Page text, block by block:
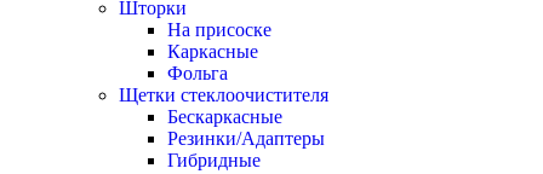
Шторки
На присоске
Каркасные
Фольга
Щетки стеклоочистителя
Бескаркасные
Резинки/Адаптеры
Гибридные